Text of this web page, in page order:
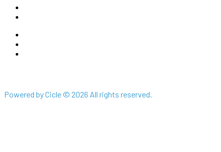
Powered by Cicle © 2026 All rights reserved.